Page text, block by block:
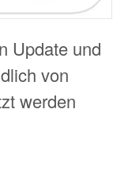
Update und
von
werden